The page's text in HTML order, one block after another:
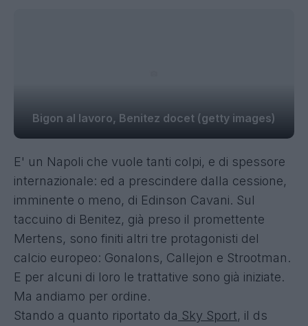
Bigon al lavoro, Benitez docet (getty images)
E' un Napoli che vuole tanti colpi, e di spessore
internazionale: ed a prescindere dalla cessione,
imminente o meno, di Edinson Cavani. Sul
taccuino di Benitez, già preso il promettente
Mertens, sono finiti altri tre protagonisti del
calcio europeo: Gonalons, Callejon e Strootman.
E per alcuni di loro le trattative sono già iniziate.
Ma andiamo per ordine.
Stando a quanto riportato da Sky Sport, il ds